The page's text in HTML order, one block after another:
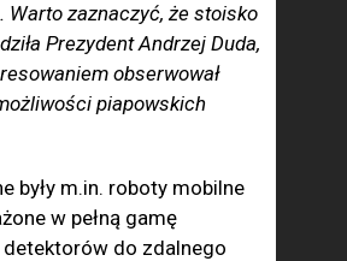
Warto zaznaczyć, że stoisko
Prezydent Andrzej Duda,
obserwował
piapowskich
były m.in. roboty mobilne
w pełną gamę
do zdalnego